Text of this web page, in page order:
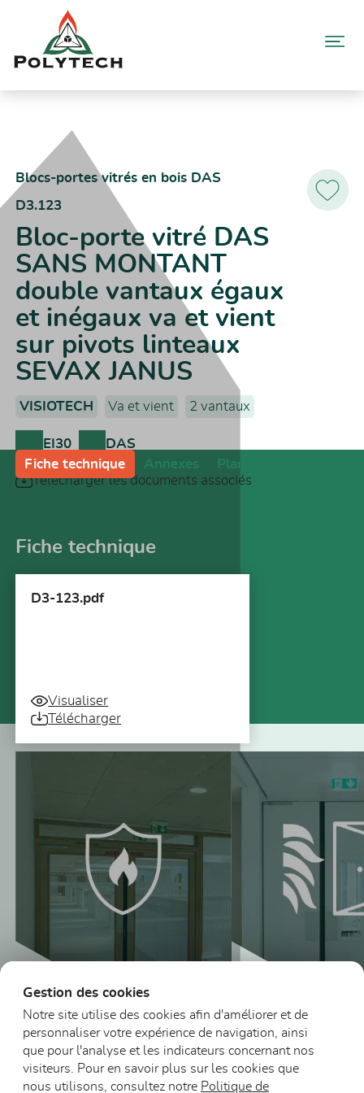
contenu
égaux et inégaux va et vient sur pivots linteaux SEVAX JANUS
Ajoutez
Blocs-portes vitrés en bois DAS
D3.123
Bloc-porte vitré DAS
SANS MONTANT
double vantaux égaux
et inégaux va et vient
sur pivots linteaux
SEVAX JANUS
VISIOTECH Va et vient 2 vantaux
EI30 DAS
Télécharger les documents associés
Fiche technique Annexes Plans
Fiche technique
D3-123.pdf
Visualiser
Télécharger
Blocs-portes vitrés
en bois résistants au
feu
Blocs-portes
Gestion des cookies
Notre site utilise des cookies afin d'améliorer et de
personnaliser votre expérience de navigation, ainsi
que pour l'analyse et les indicateurs concernant nos
visiteurs. Pour en savoir plus sur les cookies que
nous utilisons, consultez notre Politique de